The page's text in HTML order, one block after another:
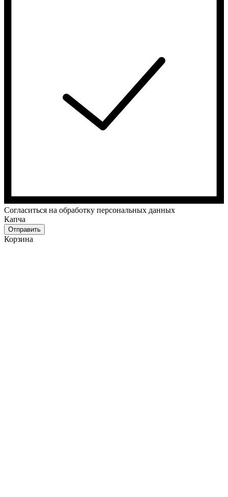
Cогласиться на обработку персональных данных
Капча
Отправить
Корзина